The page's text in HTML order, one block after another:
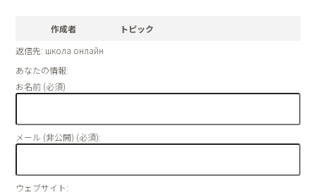
作成者
トピック
返信先: школа онлайн
あなたの情報:
お名前 (必須)
メール (非公開) (必須):
ウェブサイト: